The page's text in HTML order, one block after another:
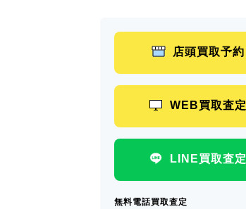
店頭買取予約
WEB買取査定
LINE買取査定
無料電話買取査定